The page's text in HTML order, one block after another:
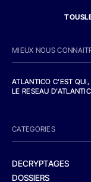
MIEUX NOUS
ATLANTICO C'EST
LE RESEAU
CATEGORIES
DECRYPTAGES
DOSSIERS